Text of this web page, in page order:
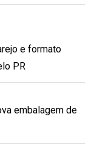
e formato
PR
embalagem de